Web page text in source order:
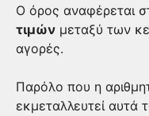
Ο όρος αναφέρεται
τιμών μεταξύ των
αγορές.
Παρόλο που η
εκμεταλλευτεί αυτά